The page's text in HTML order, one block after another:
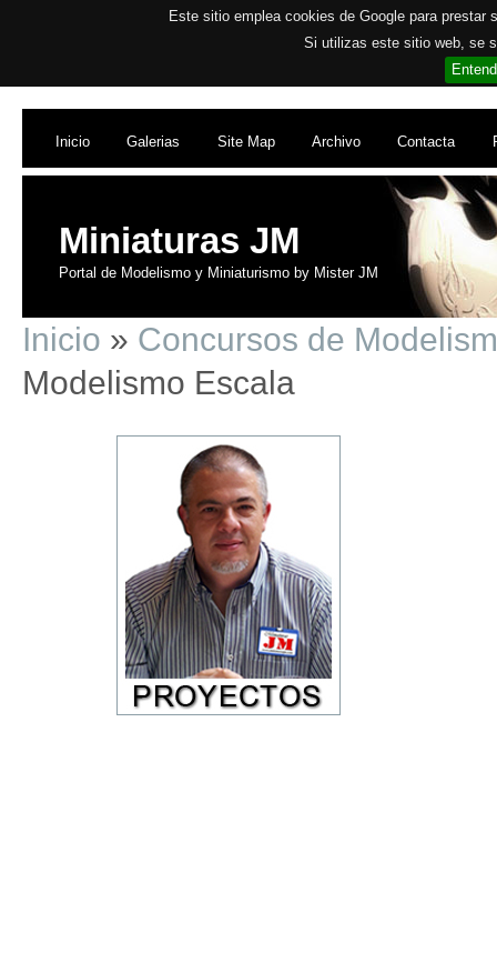
Este sitio emplea cookies de Google para
Si utilizas este sitio web, se
Inicio Galerias Site Map Archivo Contacta
Miniaturas JM
Portal de Modelismo y Miniaturismo by Mister JM
Inicio » Concursos de
Modelismo Escala